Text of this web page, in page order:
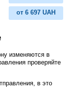
от 6 697 UAH
изменяются в
проверяйте
в это